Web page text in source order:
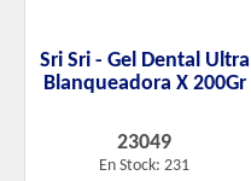
Sri Sri - Gel Dental Ultra
Blanqueadora X 200Gr
23049
En Stock: 231